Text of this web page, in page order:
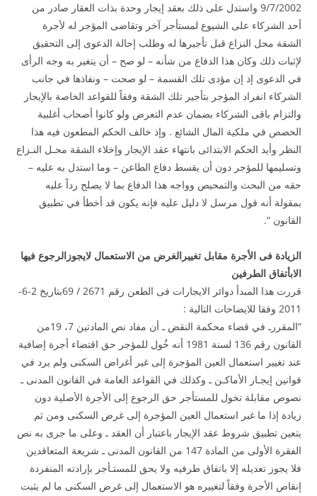
9/7/2002 واستدل على ذلك بعقد إيجار وحدة بذات العقار صادر من
أحد الشركاء على الشيوع لمستأجر آخر وتقاضى المؤجر له لأجرة
الشقة محل النزاع قبل تأجيرها له وطلب إحالة الدعوى إلى التحقيق
لإثبات ذلك وكان هذا الدفاع من شأنه – لو صح – أن يتغير به وجه الرأى
في الدعوى إذ إن مؤدى تلك القسمة – لو صحت – ونفاذها في جانب
الشركاء انفراد المؤجر بتأجير تلك الشقة وفقاً للقواعد الخاصة بالإيجار
والتزام باقى الشركاء بضمان عدم التعرض ولو كانوا أصحاب أغلبية
الحصص في ملكية المال الشائع . وإذ خالف الحكم المطعون فيه هذا
النظر وأيد الحكم الابتدائى بانتهاء عقد الإيجار وإخلاء الشقة محـل النـزاع
وتسليمها للمؤجر دون أن يقسط دفاع الطاعن – وما استدل به عليه –
حقه من البحث والتمحيص وواجه هذا الدفاع بما لا يصلح رداً عليه
بمقولة أنه قول مرسل لا دليل عليه فإنه يكون قد أخطأ في تطبيق
القانون “.
الزيادة فى الأجرة مقابل تغييرالغرض من الاستعمال لايجوزالرجوع فيها
الابأتفاق الطرفين
قررت هذا المبدأ دوائر الايجارات فى الطعن رقم 2671 / 69بتاريخ 2-6-
2011 وفقا للايضاحات التالية :
“المقررـ في قضاء محكمة النقض ـ أن مفاد نص المادتين 7، 19من
القانون رقم 136 لسنة 1981 أنه خُول للمؤجر حق اقتضاء أجرة إضافية
عند تغيير استعمال العين المؤجرة إلى غير أغراض السكنى ولم يرد في
قوانين إيجـار الأماكـن ـ وكذلك في القواعد العامة في القانون المدنى ـ
نصوص مقابلة تخول للمستأجر حق الرجوع إلى الأجرة الأصلية دون
زيادة إذا ما غير استعمال العين المؤجرة إلى غرض السكنى ومن ثم
يتعين تطبيق شروط عقد الإيجار باعتبار أن العقد ـ وعلى ما جرى به نص
الفقرة الأولى من المادة 147 من القانون المدنى ـ شريعة المتعاقدين
فلا يجوز تعديله إلا باتفاق طرفيه ولا يحق للمستـأجر بإرادته المنفردة
إنقاص الأجرة وفقاً لتغييره هو الاستعمال إلى غرض السكنى ما لم يثبت